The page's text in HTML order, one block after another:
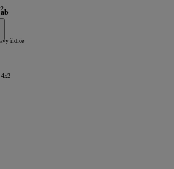
řidiče
4x2